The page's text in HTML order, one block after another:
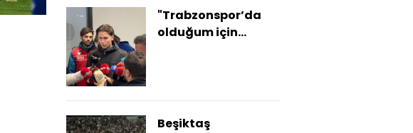
"Trabzonspor’da
olduğum için
Beşiktaş